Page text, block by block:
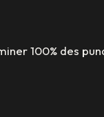
100% des